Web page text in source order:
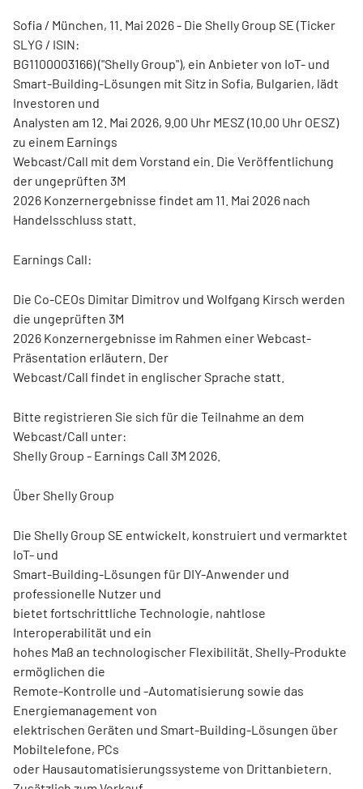
Sofia / München, 11. Mai 2026 - Die Shelly Group SE (Ticker
SLYG / ISIN:
BG1100003166) ("Shelly Group"), ein Anbieter von IoT- und
Smart-Building-Lösungen mit Sitz in Sofia, Bulgarien, lädt
Investoren und
Analysten am 12. Mai 2026, 9.00 Uhr MESZ (10.00 Uhr OESZ)
zu einem Earnings
Webcast/Call mit dem Vorstand ein. Die Veröffentlichung
der ungeprüften 3M
2026 Konzernergebnisse findet am 11. Mai 2026 nach
Handelsschluss statt.
Earnings Call:
Die Co-CEOs Dimitar Dimitrov und Wolfgang Kirsch werden
die ungeprüften 3M
2026 Konzernergebnisse im Rahmen einer Webcast-
Präsentation erläutern. Der
Webcast/Call findet in englischer Sprache statt.
Bitte registrieren Sie sich für die Teilnahme an dem
Webcast/Call unter:
Shelly Group - Earnings Call 3M 2026.
Über Shelly Group
Die Shelly Group SE entwickelt, konstruiert und vermarktet
IoT- und
Smart-Building-Lösungen für DIY-Anwender und
professionelle Nutzer und
bietet fortschrittliche Technologie, nahtlose
Interoperabilität und ein
hohes Maß an technologischer Flexibilität. Shelly-Produkte
ermöglichen die
Remote-Kontrolle und -Automatisierung sowie das
Energiemanagement von
elektrischen Geräten und Smart-Building-Lösungen über
Mobiltelefone, PCs
oder Hausautomatisierungssysteme von Drittanbietern.